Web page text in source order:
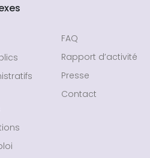
FAQ
Rapport d’activité
Presse
Contact